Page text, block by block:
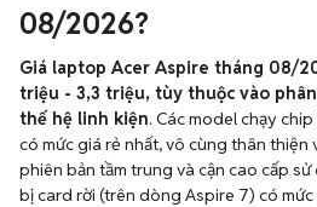
08/2026?
Giá laptop Acer Aspire tháng 08/
triệu - 3,3 triệu, tùy thuộc vào
thế hệ linh kiện. Các model chạy
có mức giá rẻ nhất, vô cùng thân thiện
phiên bản tầm trung và cận cao cấp
bị card rời (trên dòng Aspire 7) có